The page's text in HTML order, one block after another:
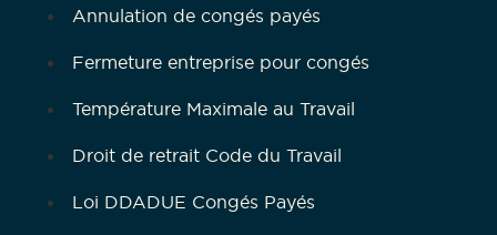
Annulation de congés payés
Fermeture entreprise pour congés
Température Maximale au Travail
Droit de retrait Code du Travail
Loi DDADUE Congés Payés